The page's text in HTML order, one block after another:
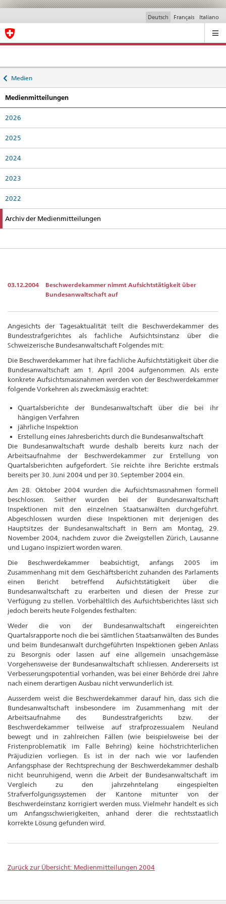
Deutsch Français Italiano
Ricerca
to
Medien
Medienmitteilungen
2026
2025
2024
2023
2022
Archiv der Medienmitteilungen
03.12.2004
Beschwerdekammer nimmt Aufsichtstätigkeit über
Bundesanwaltschaft auf
Angesichts der Tagesaktualität teilt die Beschwerdekammer des
Bundesstrafgerichtes als fachliche Aufsichtsinstanz über die
Schweizerische Bundesanwaltschaft Folgendes mit:
Die Beschwerdekammer hat ihre fachliche Aufsichtstätigkeit über die
Bundesanwaltschaft am 1. April 2004 aufgenommen. Als erste
konkrete Aufsichtsmassnahmen werden von der Beschwerdekammer
folgende Vorkehren als zweckmässig erachtet:
Quartalsberichte der Bundesanwaltschaft über die bei ihr
hängigen Verfahren
jährliche Inspektion
Erstellung eines Jahresberichts durch die Bundesanwaltschaft
Die Bundesanwaltschaft wurde deshalb bereits kurz nach der
Arbeitsaufnahme der Beschwerdekammer zur Erstellung von
Quartalsberichten aufgefordert. Sie reichte ihre Berichte erstmals
bereits per 30. Juni 2004 und per 30. September 2004 ein.
Am 28. Oktober 2004 wurden die Aufsichtsmassnahmen formell
beschlossen. Seither wurden bei der Bundesanwaltschaft
Inspektionen mit den einzelnen Staatsanwälten durchgeführt.
Abgeschlossen wurden diese Inspektionen mit derjenigen des
Hauptsitzes der Bundesanwaltschaft in Bern am Montag, 29.
November 2004, nachdem zuvor die Zweigstellen Zürich, Lausanne
und Lugano inspiziert worden waren.
Die Beschwerdekammer beabsichtigt, anfangs 2005 im
Zusammenhang mit dem Geschäftsbericht zuhanden des Parlaments
einen Bericht betreffend Aufsichtstätigkeit über die
Bundesanwaltschaft zu erarbeiten und diesen der Presse zur
Verfügung zu stellen. Vorbehältlich des Aufsichtsberichtes lässt sich
jedoch bereits heute Folgendes festhalten:
Weder die von der Bundesanwaltschaft eingereichten
Quartalsrapporte noch die bei sämtlichen Staatsanwälten des Bundes
und beim Bundesanwalt durchgeführten Inspektionen geben Anlass
zu Besorgnis oder lassen auf eine allgemein unsachgemässe
Vorgehensweise der Bundesanwaltschaft schliessen. Andererseits ist
Verbesserungspotential vorhanden, was bei einer Behörde drei Jahre
nach einem derartigen Ausbau nicht verwunderlich ist.
Ausserdem weist die Beschwerdekammer darauf hin, dass sich die
Bundesanwaltschaft insbesondere im Zusammenhang mit der
Arbeitsaufnahme des Bundesstrafgerichts bzw. der
Beschwerdekammer teilweise auf strafprozessualem Neuland
bewegt und in zahlreichen Fällen (wie beispielsweise bei der
Fristenproblematik im Falle Behring) keine höchstrichterlichen
Präjudizien vorliegen. Es ist in der nach wie vor laufenden
Anfangsphase der Rechtsprechung der Beschwerdekammer deshalb
nicht beunruhigend, wenn die Arbeit der Bundesanwaltschaft im
Vergleich zu den jahrzehntelang eingespielten
Strafverfolgungssystemen der Kantone mitunter von der
Beschwerdeinstanz korrigiert werden muss. Vielmehr handelt es sich
um Anfangsschwierigkeiten, anhand derer die rechtsstaatlich
korrekte Lösung gefunden wird.
Zurück zur Übersicht: Medienmitteilungen 2004